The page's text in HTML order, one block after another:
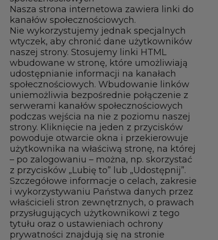
Nasza strona internetowa zawiera linki do
kanałów społecznościowych.
Nie wykorzystujemy jednak specjalnych
wtyczek, aby chronić dane użytkowników
naszej strony. Stosujemy linki HTML
wbudowane w stronę, które umożliwiają
udostępnianie informacji na kanałach
społecznościowych. Wbudowanie linków
uniemożliwia bezpośrednie połączenie z
serwerami kanałów społecznościowych
podczas wejścia na nie z poziomu naszej
strony. Kliknięcie na jeden z przycisków
powoduje otwarcie okna i przekierowuje
użytkownika na właściwą stronę, na której
– po zalogowaniu – można, np. skorzystać
z przycisków „Lubię to” lub „Udostępnij”.
Szczegółowe informacje o celach, zakresie
i wykorzystywaniu Państwa danych przez
właścicieli stron zewnętrznych, o prawach
przysługujących użytkownikowi z tego
tytułu oraz o ustawieniach ochrony
prywatności znajdują się na stronie